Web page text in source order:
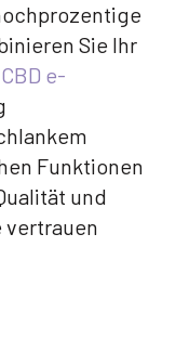
Sie Ihr
e-
Funktionen
und
vertrauen